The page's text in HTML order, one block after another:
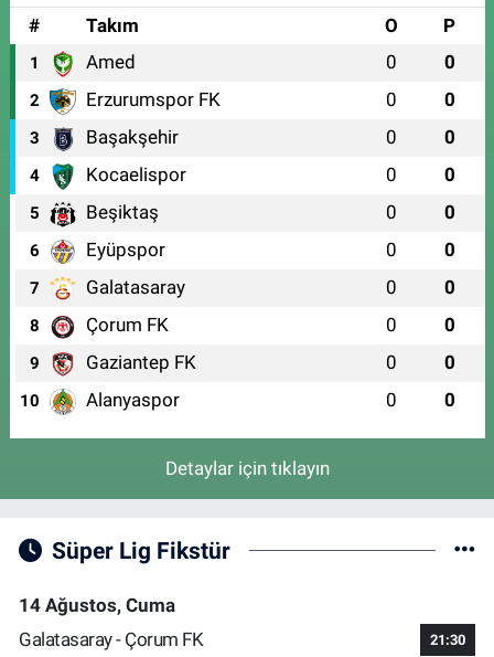
#
Takım O P
1 Amed 0 0
2 Erzurumspor FK 0 0
3 Başakşehir 0 0
4 Kocaelispor 0 0
5 Beşiktaş 0 0
6 Eyüpspor 0 0
7 Galatasaray 0 0
8 Çorum FK 0 0
9 Gaziantep FK 0 0
10 Alanyaspor 0 0
Detaylar için tıklayın
Süper Lig Fikstür
14 Ağustos, Cuma
Galatasaray - Çorum FK
21:30